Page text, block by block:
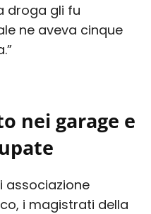
droga gli fu
ne aveva cinque
nei garage e
associazione
i magistrati della